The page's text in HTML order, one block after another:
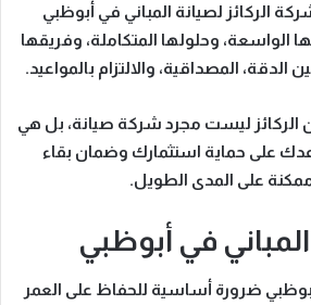
الركائز لصيانة المباني في أبوظبي
الواسعة، وحلولها المتكاملة، وفريقها
الدقة، المصداقية، والالتزام بالمواعيد.
الركائز ليست مجرد شركة صيانة، بل هي
على حماية استثمارك وضمان بقاء
على المدى الطويل.
في أبوظبي
ضرورة أساسية للحفاظ على العمر